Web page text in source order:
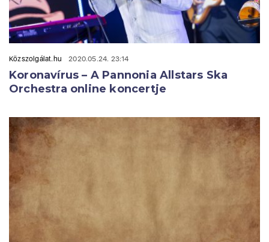
Közszolgálat.hu 2020.05.24. 23:14
Koronavírus – A Pannonia Allstars Ska
Orchestra online koncertje